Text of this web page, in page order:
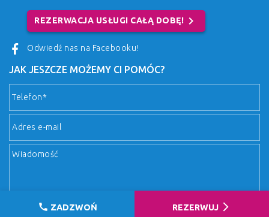
REZERWACJA USŁUGI CAŁĄ DOBĘ! chevron_right
Odwiedź nas na Facebooku!
JAK JESZCZE MOŻEMY CI POMÓC?
call ZADZWOŃ REZERWUJ arrow_forward_ios